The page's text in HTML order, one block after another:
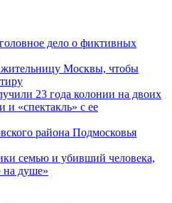
дело о фиктивных
Москвы, чтобы
23 года колонии на двоих
и «спектакль» с ее
района Подмосковья
семью и убивший человека,
на душе»